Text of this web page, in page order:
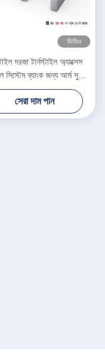
ভিডিও
দরজা টার্নস্টাইল অ্যাক্সেস
সিস্টেম ব্যাংক জন্য আর্ম সুইং
বাধা গেট
সেরা দাম পান